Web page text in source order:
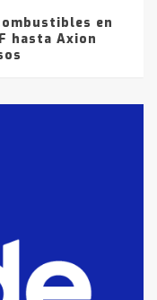
en
hasta Axion
en la